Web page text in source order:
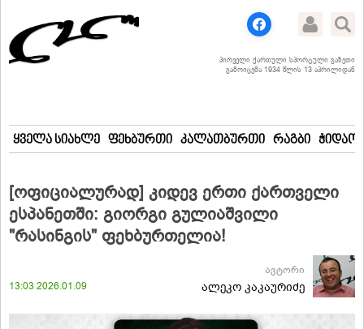
პირველი ქართული სპორტული გაზეთი
გამოიცემა 1934 წლის 13 აპრილიდან
ყველა სიახლე ფეხბურთი კალათბურთი რაგბი
[ოფიციალურად] კიდევ ერთი ქართველი
ესპანეთში: გიორგი გულიაშვილი
"რასინგის" ფეხბურთელია!
13:03 2026.01.09
ავტორი
ალეკო კაკაურიძე